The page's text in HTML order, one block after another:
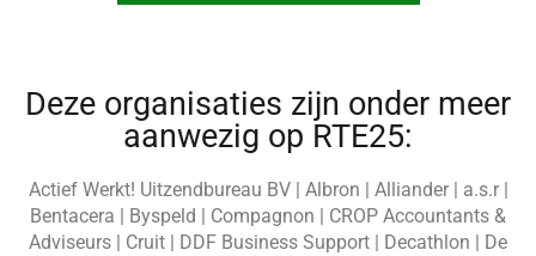
Deze organisaties zijn onder meer
aanwezig op RTE25:
Actief Werkt! Uitzendbureau BV | Albron | Alliander | a.s.r |
Bentacera | Byspeld | Compagnon | CROP Accountants &
Adviseurs | Cruit | DDF Business Support | Decathlon | De